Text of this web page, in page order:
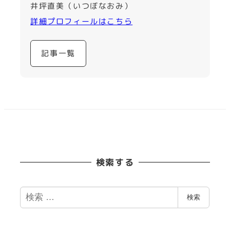
井坪直美（いつぼなおみ）
詳細プロフィールはこちら
記事一覧
検索する
検
索
検索